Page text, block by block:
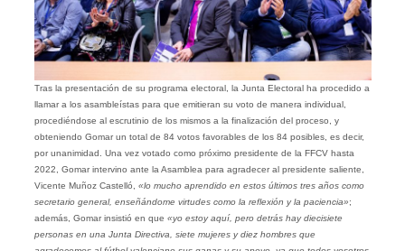
Tras la presentación de su programa electoral, la Junta Electoral ha procedido a
llamar a los asambleístas para que emitieran su voto de manera individual,
procediéndose al escrutinio de los mismos a la finalización del proceso, y
obteniendo Gomar un total de 84 votos favorables de los 84 posibles, es decir,
por unanimidad. Una vez votado como próximo presidente de la FFCV hasta
2022, Gomar intervino ante la Asamblea para agradecer al presidente saliente,
Vicente Muñoz Castelló, «lo mucho aprendido en estos últimos tres años como
secretario general, enseñándome virtudes como la reflexión y la paciencia»;
además, Gomar insistió en que «yo estoy aquí, pero detrás hay diecisiete
personas en una Junta Directiva, siete mujeres y diez hombres que